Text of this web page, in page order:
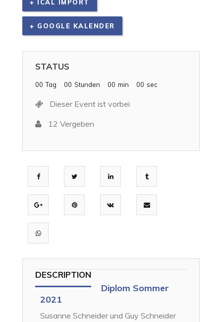
+ ICAL IMPORT
+ GOOGLE KALENDER
STATUS
00 Tag 00 Stunden 00 min 00 sec
Dieser Event ist vorbei
12 Vergeben
DESCRIPTION
Diplom Sommer
2021
Susanne Schneider und Guy Schneider